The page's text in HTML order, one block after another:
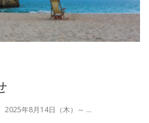
2025年8月14日（木）～ …